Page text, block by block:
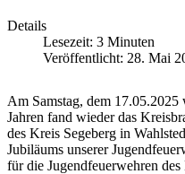
Details
Lesezeit: 3 Minuten
Veröffentlicht: 28. Mai
Am Samstag, dem
Jahren fand wieder das
des Kreis Segeberg in
Jubiläums unserer
für die Jugendfeuerwehren des